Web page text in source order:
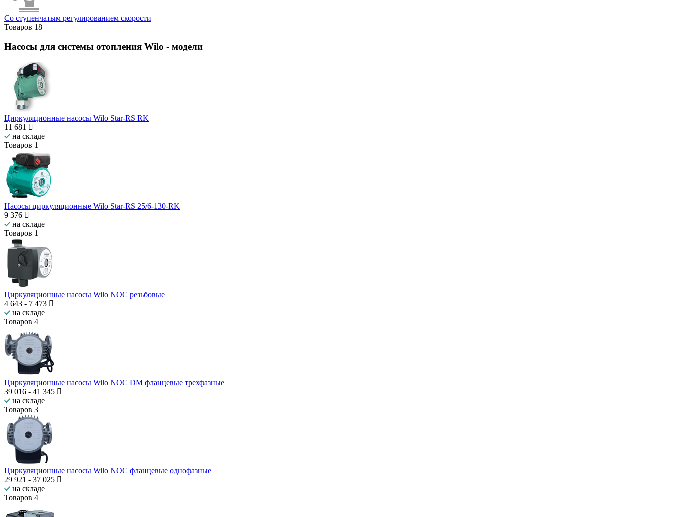
Со ступенчатым регулированием скорости
Товаров 18
Насосы для системы отопления Wilo - модели
Циркуляционные насосы Wilo Star-RS RK
11 681
на складе
Товаров 1
Насосы циркуляционные Wilo Star-RS 25/6-130-RK
9 376
на складе
Товаров 1
Циркуляционные насосы Wilo NOC резьбовые
4 643 - 7 473
на складе
Товаров 4
Циркуляционные насосы Wilo NOC DM фланцевые трехфазные
39 016 - 41 345
на складе
Товаров 3
Циркуляционные насосы Wilo NOC фланцевые однофазные
29 921 - 37 025
на складе
Товаров 4